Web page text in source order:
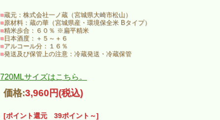
この金龍蔵は、日本酒造りの古き良き伝統を継承しようと、南部杜氏伝統
の手づくりの技を蔵人たちの手で守り続けてきました。 冬の期間だけ１１
月から３月まで住み込みで酒造りを行います。「寒づくり」「小仕込み」
「手づくり」で仕込む昔ながらの伝統の日本酒造りを実践する蔵なので
す。
う）』 です。
「祥雲」は、吉兆の雲を表し、自然界では虹色に染まる雲を指します。雲
は龍の住処といわれ、古くから水の神として崇められる龍が、祥雲のある
すようにとの願いが込められています。
■蔵元：株式会社一ノ蔵（宮城県大崎市松山）
■原材料：蔵の華（宮城県産・環境保全米 Bタイプ）
■精米歩合：６０％ ※扁平精米
■日本酒度：＋５～＋６
■アルコール分：１６％
■発送及び保管上の注意：冷蔵発送・冷蔵保管
720MLサイズはこちら。
価格:3,960円(税込)
[ポイント還元 39ポイント～]